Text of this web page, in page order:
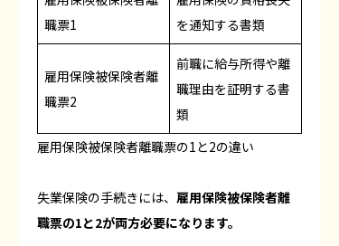
職票1
を通知する書類
雇用保険被保険者離
職票2
前職に給与所得や離
職理由を証明する書
類
雇用保険被保険者離職票の1と2の違い
失業保険の手続きには、 雇用保険被保険者離
職票の1と2が両方必要になります。